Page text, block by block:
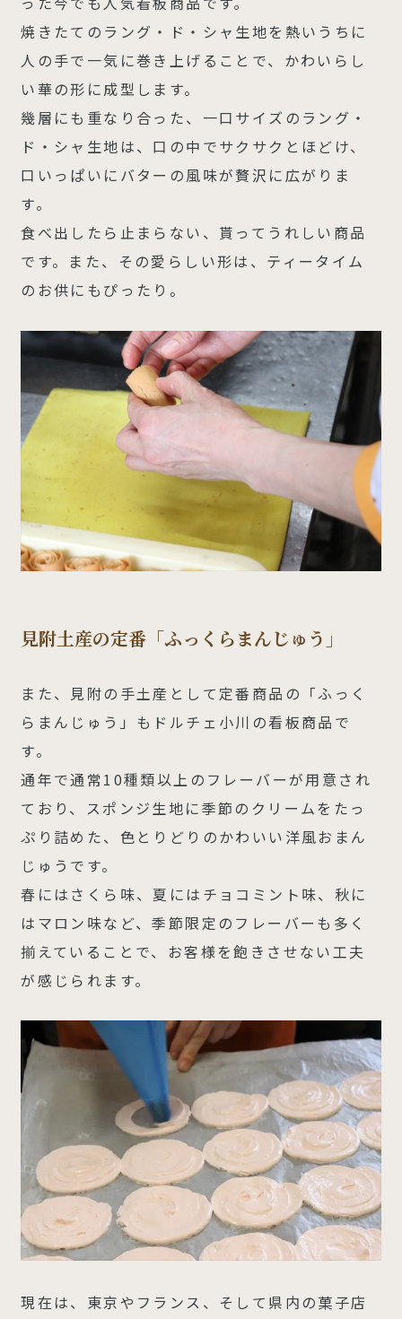
焼きたてのラング・ド・シャ生地を熱いうちに
人の手で一気に巻き上げることで、かわいらし
い華の形に成型します。
幾層にも重なり合った、一口サイズのラング・
ド・シャ生地は、口の中でサクサクとほどけ、
口いっぱいにバターの風味が贅沢に広がりま
す。
食べ出したら止まらない、貰ってうれしい商品
です。また、その愛らしい形は、ティータイム
のお供にもぴったり。
見附土産の定番「ふっくらまんじゅう」
また、見附の手土産として定番商品の「ふっく
らまんじゅう」もドルチェ小川の看板商品で
す。
通年で通常10種類以上のフレーバーが用意され
ており、スポンジ生地に季節のクリームをたっ
ぷり詰めた、色とりどりのかわいい洋風おまん
じゅうです。
春にはさくら味、夏にはチョコミント味、秋に
はマロン味など、季節限定のフレーバーも多く
揃えていることで、お客様を飽きさせない工夫
が感じられます。
現在は、東京やフランス、そして県内の菓子店